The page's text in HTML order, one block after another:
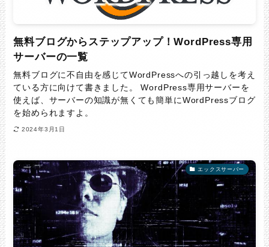
無料ブログからステップアップ！WordPress専用
サーバーの一覧
無料ブログに不自由を感じてWordPressへの引っ越しを考え
ている方に向けて書きました。 WordPress専用サーバーを
使えば、サーバーの知識が無くても簡単にWordPressブログ
を始められますよ。
2024年3月1日
エックスサーバー